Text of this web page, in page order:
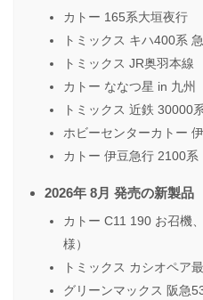
カトー 165系大垣夜行
トミックス キハ400系
トミックス JR奥羽本線
カトー ななつ星 in 九州
トミックス 近鉄 30000
ホビーセンターカトー
カトー 伊豆急行 2100系
2026年 8月 発売の新製品
カトー C11 190 お召機
様）
トミックス カシオペア
グリーンマックス 阪急